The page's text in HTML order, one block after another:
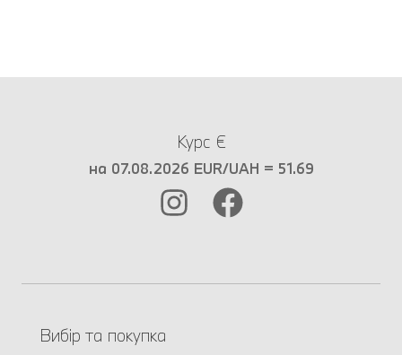
Курс €
на 07.08.2026 EUR/UAH = 51.69
Вибір та покупка